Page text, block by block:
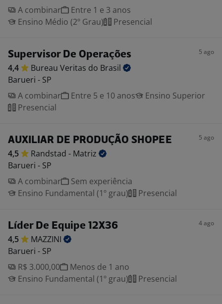
A combinar
Entre 1 e 3 anos
Ensino Médio (2º Grau)
Presencial
Supervisor De Operações 5 ago
4,4 Bureau Veritas do Brasil
Barueri - SP
A combinar
Entre 5 e 10 anos
Ensino Superior
Presencial
AUXILIAR DE PRODUÇÃO SHOPEE 5 ago
4,5 Randstad - Matriz
Barueri - SP
A combinar
Sem experiência
Ensino Fundamental (1º grau)
Presencial
Líder De Equipe 12X36 4 ago
4,5
MAZZINI
Barueri - SP
R$ 3.000,00
Menos de 1 ano
Ensino Fundamental (1º grau)
Presencial